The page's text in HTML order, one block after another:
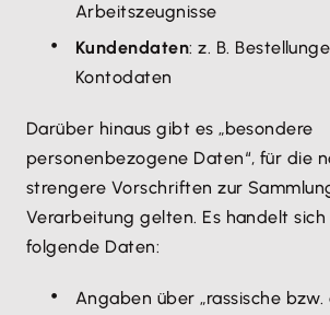
Arbeitszeugnisse
Kundendaten: z. B.
Kontodaten
Darüber hinaus gibt es „besondere
personenbezogene Daten“, für die
strengere Vorschriften zur
Verarbeitung gelten. Es handelt
folgende Daten:
Angaben über „rassische